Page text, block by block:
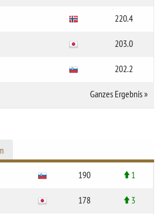
220.4
203.0
202.2
Ganzes Ergebnis»
190 1
178 3